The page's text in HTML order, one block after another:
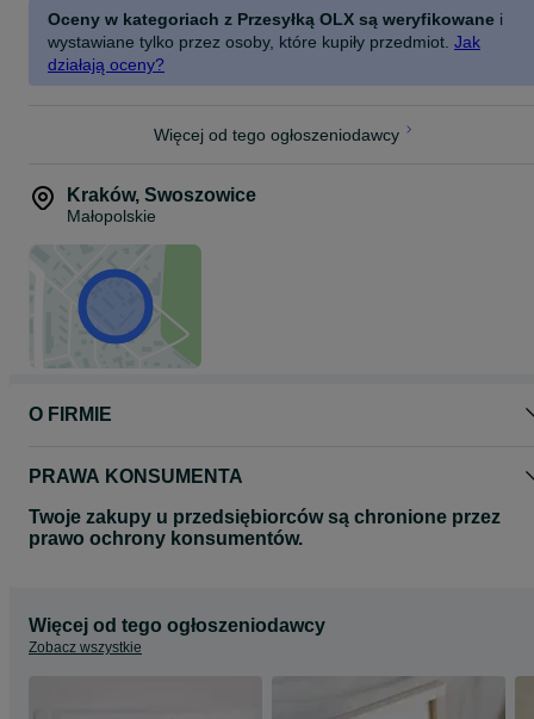
Oceny w kategoriach z Przesyłką OLX są weryfikowane i
wystawiane tylko przez osoby, które kupiły przedmiot. Jak
działają oceny?
Więcej od tego ogłoszeniodawcy
Kraków, Swoszowice
Małopolskie
O FIRMIE
PRAWA KONSUMENTA
Twoje zakupy u przedsiębiorców są chronione przez
prawo ochrony konsumentów.
Więcej od tego ogłoszeniodawcy
Zobacz wszystkie